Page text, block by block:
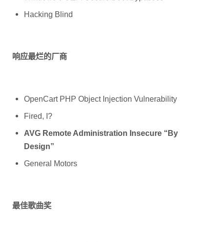
Hacking Blind
响应最烂的厂商
OpenCart PHP Object Injection Vulnerability
Fired, I?
AVG Remote Administration Insecure “By
Design”
General Motors
最佳歌曲奖